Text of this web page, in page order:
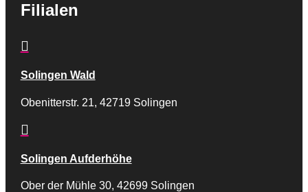
Filialen

Solingen Wald
Obenitterstr. 21, 42719 Solingen

Solingen Aufderhöhe
Ober der Mühle 30, 42699 Solingen